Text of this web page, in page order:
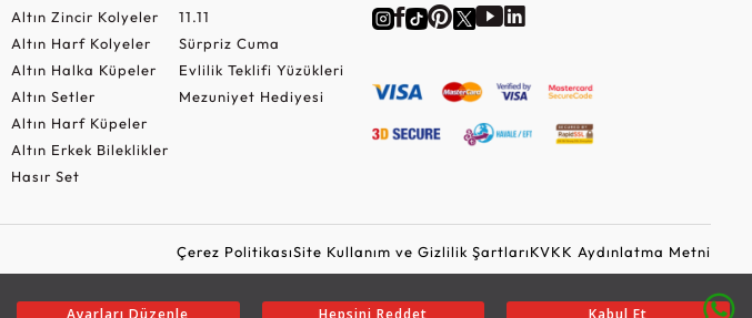
Ayarları Düzenle Hepsini Reddet Kabul Et
Altın Zincir Kolyeler
Altın Harf Kolyeler
Altın Halka Küpeler
Altın Setler
Altın Harf Küpeler
Altın Erkek Bileklikler
Hasır Set
11.11
Sürpriz Cuma
Evlilik Teklifi Yüzükleri
Mezuniyet Hediyesi
Çerez PolitikasıSite Kullanım ve Gizlilik ŞartlarıKVKK Aydınlatma Metni